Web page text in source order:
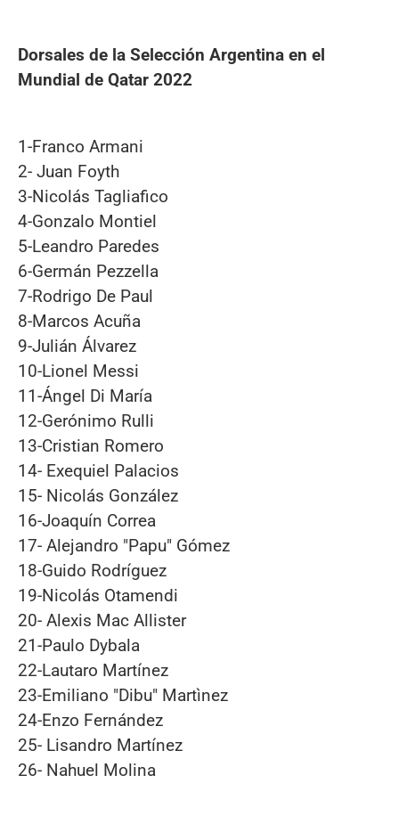
Dorsales de la Selección Argentina en el
Mundial de Qatar 2022
1-Franco Armani
2- Juan Foyth
3-Nicolás Tagliafico
4-Gonzalo Montiel
5-Leandro Paredes
6-Germán Pezzella
7-Rodrigo De Paul
8-Marcos Acuña
9-Julián Álvarez
10-Lionel Messi
11-Ángel Di María
12-Gerónimo Rulli
13-Cristian Romero
14- Exequiel Palacios
15- Nicolás González
16-Joaquín Correa
17- Alejandro "Papu" Gómez
18-Guido Rodríguez
19-Nicolás Otamendi
20- Alexis Mac Allister
21-Paulo Dybala
22-Lautaro Martínez
23-Emiliano "Dibu" Martìnez
24-Enzo Fernández
25- Lisandro Martínez
26- Nahuel Molina